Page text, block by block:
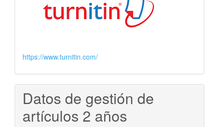
https://www.turnitin.com/
Datos de gestión de
artículos 2 años